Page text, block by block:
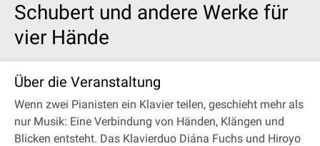
Schubert und andere Werke für
vier Hände
Über die Veranstaltung
Wenn zwei Pianisten ein Klavier teilen, geschieht mehr als
nur Musik: Eine Verbindung von Händen, Klängen und
Blicken entsteht. Das Klavierduo Diána Fuchs und Hiroyo